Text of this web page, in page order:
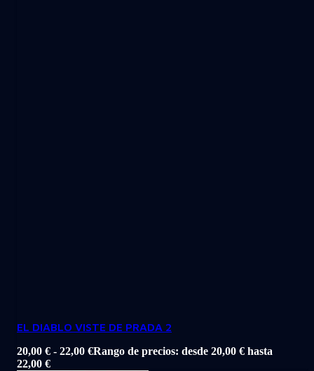
EL DIABLO VISTE DE PRADA 2
20,00 € - 22,00 €Rango de precios: desde 20,00 € hasta
22,00 €